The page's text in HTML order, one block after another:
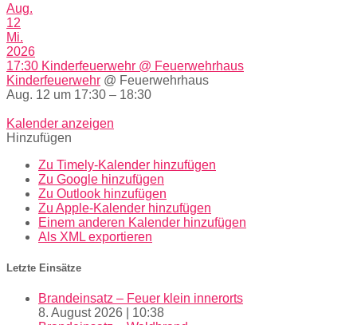
Aug.
12
Mi.
2026
17:30 Kinderfeuerwehr @ Feuerwehrhaus
Kinderfeuerwehr @ Feuerwehrhaus
Aug. 12 um 17:30 – 18:30
Kalender anzeigen
Hinzufügen
Zu Timely-Kalender hinzufügen
Zu Google hinzufügen
Zu Outlook hinzufügen
Zu Apple-Kalender hinzufügen
Einem anderen Kalender hinzufügen
Als XML exportieren
Letzte Einsätze
Brandeinsatz – Feuer klein innerorts
8. August 2026
10:38